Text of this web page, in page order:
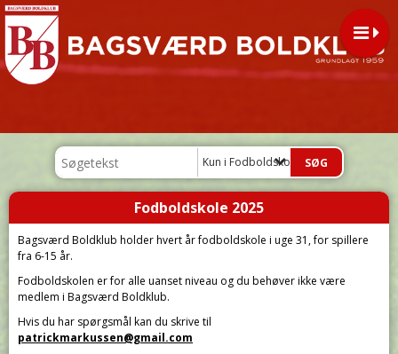
Kun i Fodboldskole 2025
Fodboldskole 2025
Bagsværd Boldklub holder hvert år fodboldskole i uge 31, for spillere
fra 6-15 år.
Fodboldskolen er for alle uanset niveau og du behøver ikke være
medlem i Bagsværd Boldklub.
Hvis du har spørgsmål kan du skrive til
patrickmarkussen@gmail.com